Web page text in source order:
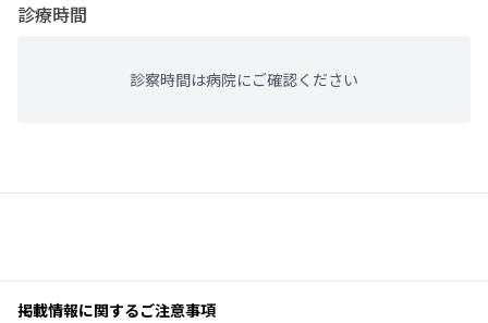
診療時間
診察時間は病院にご確認ください
掲載情報に関するご注意事項